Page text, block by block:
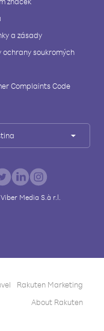
a zásady
ochrany soukromých
Complaints Code
Media S.à r.l.
Rakuten Marketing
About Rakuten